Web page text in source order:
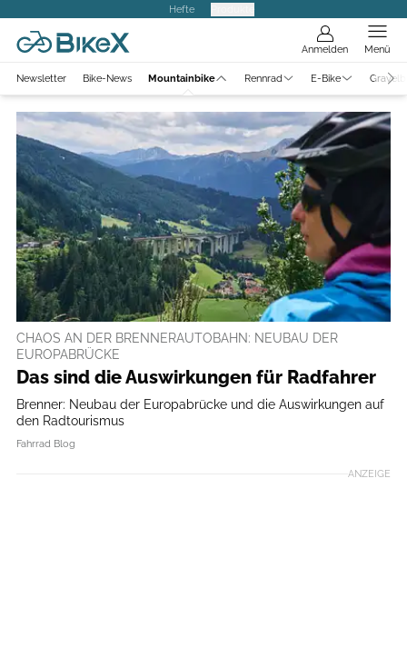
Hefte
Anmelden Menü
Newsletter Bike-News Mountainbike Rennrad E-Bike
CHAOS AN DER BRENNERAUTOBAHN: NEUBAU DER
EUROPABRÜCKE
Das sind die Auswirkungen für Radfahrer
Brenner: Neubau der Europabrücke und die Auswirkungen auf
den Radtourismus
Fahrrad Blog
ANZEIGE